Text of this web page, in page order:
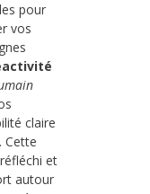
pour
vos
claire
Cette
et
autour